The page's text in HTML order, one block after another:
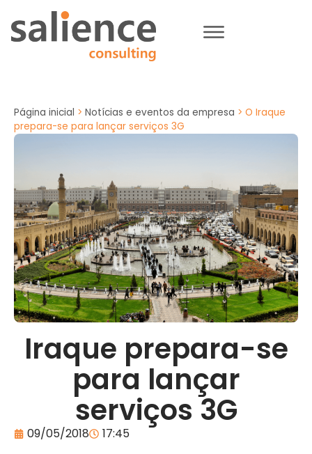
Página inicial > Notícias e eventos da empresa > O Iraque
prepara-se para lançar serviços 3G
Iraque prepara-se
para lançar
serviços 3G
09/05/2018 17:45